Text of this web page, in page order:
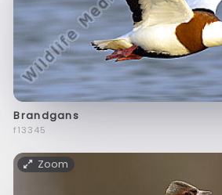
Brandgans
f13345
Zoom